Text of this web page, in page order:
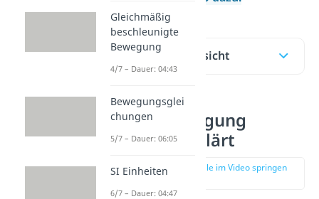
Inhaltsübersicht
Beschleunigung
einfach erklärt
zur Stelle im Video springen
Gleichmäßig
beschleunigte
Bewegung
4/7 – Dauer: 04:43
Bewegungsglei
chungen
5/7 – Dauer: 06:05
SI Einheiten
6/7 – Dauer: 04:47